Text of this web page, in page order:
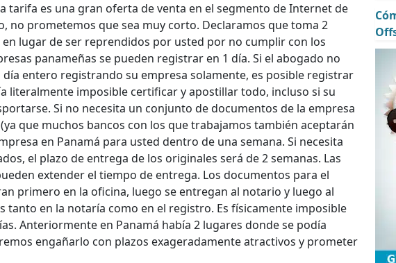
tarifa es una gran oferta de venta en el segmento de Internet de
no prometemos que sea muy corto. Declaramos que toma 2
lugar de ser reprendidos por usted por no cumplir con los
panameñas se pueden registrar en 1 día. Si el abogado no
entero registrando su empresa solamente, es posible registrar
literalmente imposible certificar y apostillar todo, incluso si su
Si no necesita un conjunto de documentos de la empresa
que muchos bancos con los que trabajamos también aceptarán
en Panamá para usted dentro de una semana. Si necesita
el plazo de entrega de los originales será de 2 semanas. Las
extender el tiempo de entrega. Los documentos para el
primero en la oficina, luego se entregan al notario y luego al
tanto en la notaría como en el registro. Es físicamente imposible
Anteriormente en Panamá había 2 lugares donde se podía
engañarlo con plazos exageradamente atractivos y prometer